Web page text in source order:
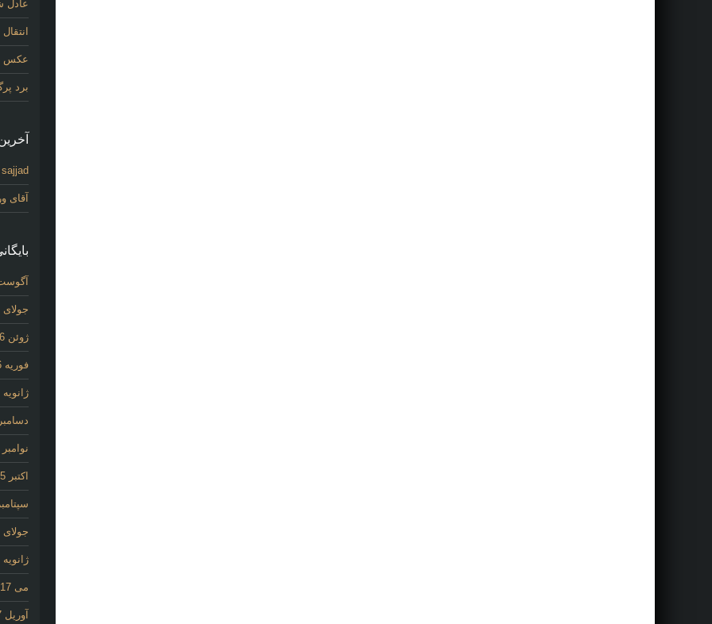
عادل
عکس
برد
sajjad
آقای
آگوست
جولای 2026
ژوئن 2026
فوریه 2026
ژانویه 2026
دسامبر
نوامبر 2025
اکتبر 2025
سپتامبر
جولای 2020
ژانویه 2020
می 2017
آوریل 2017